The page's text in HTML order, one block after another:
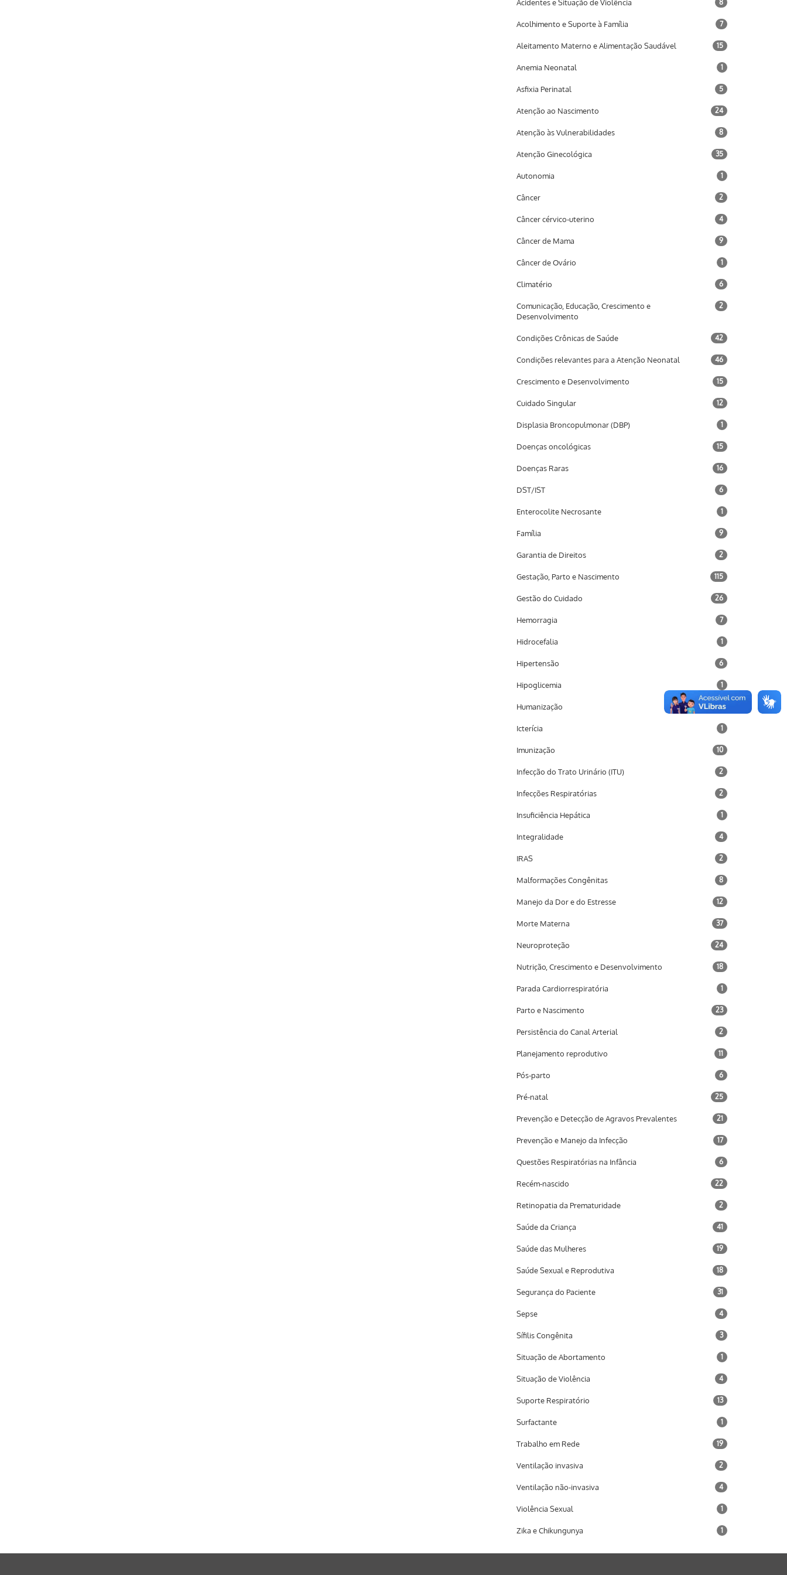
Acidentes e Situação de Violência 8
Acolhimento e Suporte à Família 7
Aleitamento Materno e Alimentação Saudável 15
Anemia Neonatal 1
Asfixia Perinatal 5
Atenção ao Nascimento 24
Atenção às Vulnerabilidades 8
Atenção Ginecológica 35
Autonomia 1
Câncer 2
Câncer cérvico-uterino 4
Câncer de Mama 9
Câncer de Ovário 1
Climatério 6
Comunicação, Educação, Crescimento e
Desenvolvimento
2
Condições Crônicas de Saúde 42
Condições relevantes para a Atenção Neonatal 46
Crescimento e Desenvolvimento 15
Cuidado Singular 12
Displasia Broncopulmonar (DBP) 1
Doenças oncológicas 15
Doenças Raras 16
DST/IST 6
Enterocolite Necrosante 1
Família 9
Garantia de Direitos 2
Gestação, Parto e Nascimento 115
Gestão do Cuidado 26
Hemorragia 7
Hidrocefalia 1
Hipertensão 6
Hipoglicemia 1
Humanização 2
Icterícia 1
Imunização 10
Infecção do Trato Urinário (ITU) 2
Infecções Respiratórias 2
Insuficiência Hepática 1
Integralidade 4
IRAS 2
Malformações Congênitas 8
Manejo da Dor e do Estresse 12
Morte Materna 37
Neuroproteção 24
Nutrição, Crescimento e Desenvolvimento 18
Parada Cardiorrespiratória 1
Parto e Nascimento 23
Persistência do Canal Arterial 2
Planejamento reprodutivo 11
Pós-parto 6
Pré-natal 25
Prevenção e Detecção de Agravos Prevalentes 21
Prevenção e Manejo da Infecção 17
Questões Respiratórias na Infância 6
Recém-nascido 22
Retinopatia da Prematuridade 2
Saúde da Criança 41
Saúde das Mulheres 19
Saúde Sexual e Reprodutiva 18
Segurança do Paciente 31
Sepse 4
Sífilis Congênita 3
Situação de Abortamento 1
Situação de Violência 4
Suporte Respiratório 13
Surfactante 1
Trabalho em Rede 19
Ventilação invasiva 2
Ventilação não-invasiva 4
Violência Sexual 1
Zika e Chikungunya 1